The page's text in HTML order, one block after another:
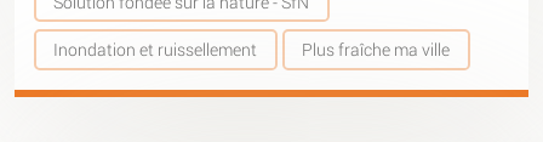
Inondation et ruissellement Plus fraîche ma ville